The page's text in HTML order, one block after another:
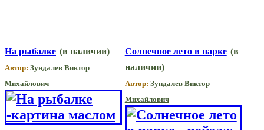
На рыбалке (в наличии)
Автор: Зундалев Виктор
Михайлович
Солнечное лето в парке (в
наличии)
Автор: Зундалев Виктор
Михайлович